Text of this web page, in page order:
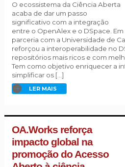
O ecossistema da Ciência Aberta
acaba de dar um passo
significativo com a integração
entre o OpenAlex e o DSpace. Em
parceria com a Universidade de
reforçou a interoperabilidade no
repositórios mais ricos e com
Tem como objetivo enriquecer a
simplificar os […]
LER MAIS
OA.Works reforça
impacto global na
promoção do Acesso